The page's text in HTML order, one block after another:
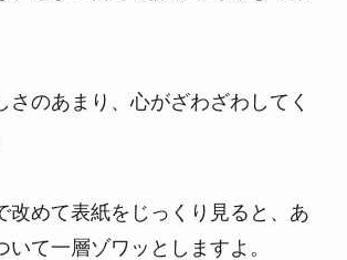
さのあまり、心がざわざわしてく
改めて表紙をじっくり見ると、あ
いて一層ゾワッとしますよ。